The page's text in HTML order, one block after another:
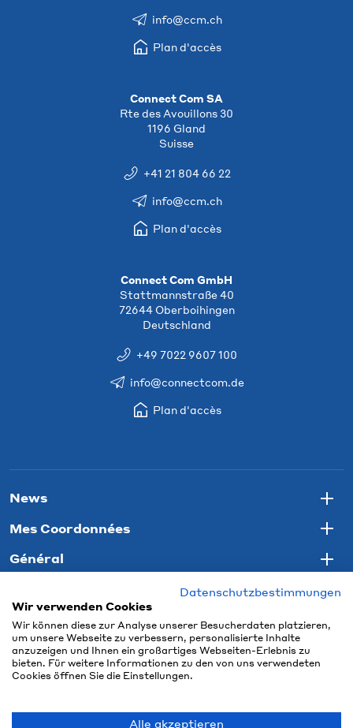
info@ccm.ch
Plan d'accès
Connect Com SA
Rte des Avouillons 30
1196 Gland
Suisse
+41 21 804 66 22
info@ccm.ch
Plan d'accès
Connect Com GmbH
Stattmannstraße 40
72644 Oberboihingen
Deutschland
+49 7022 9607 100
info@connectcom.de
Plan d'accès
News
Mes Coordonnées
Général
Datenschutzbestimmungen
Wir verwenden Cookies
Wir können diese zur Analyse unserer Besucherdaten platzieren,
um unsere Webseite zu verbessern, personalisierte Inhalte
anzuzeigen und Ihnen ein großartiges Webseiten-Erlebnis zu
bieten. Für weitere Informationen zu den von uns verwendeten
Cookies öffnen Sie die Einstellungen.
Alle akzeptieren